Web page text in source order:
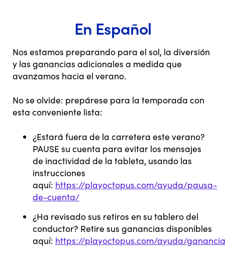
En Español
Nos estamos preparando para el sol, la diversión
y las ganancias adicionales a medida que
avanzamos hacia el verano.
No se olvide: prepárese para la temporada con
esta conveniente lista:
¿Estará fuera de la carretera este verano?
PAUSE su cuenta para evitar los mensajes
de inactividad de la tableta, usando las
instrucciones
aquí: https://playoctopus.com/ayuda/pausa-
de-cuenta/
¿Ha revisado sus retiros en su tablero del
conductor? Retire sus ganancias disponibles
aquí: https://playoctopus.com/ayuda/